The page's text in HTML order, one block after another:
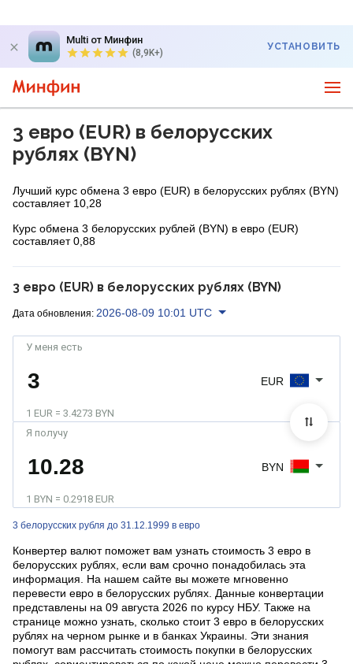
Multi от Минфин
(8,9K+)
УСТАНОВИТЬ
3 евро (EUR) в белорусских
рублях (BYN)
Лучший курс обмена 3 евро (EUR) в белорусских рублях (BYN)
составляет 10,28
Курс обмена 3 белорусских рублей (BYN) в евро (EUR)
составляет 0,88
3 евро (EUR) в белорусских рублях (BYN)
Дата обновления: 2026-08-09 10:01 UTC
3 белорусских рубля до 31.12.1999 в евро
У меня есть
1 EUR = 3.4273 BYN
EUR
Я получу
1 BYN = 0.2918 EUR
BYN
Конвертер валют поможет вам узнать стоимость 3 евро в
белорусских рублях, если вам срочно понадобилась эта
информация. На нашем сайте вы можете мгновенно
перевести евро в белорусских рублях. Данные конвертации
представлены на 09 августа 2026 по курсу НБУ. Также на
странице можно узнать, сколько стоит 3 евро в белорусских
рублях на черном рынке и в банках Украины. Эти знания
помогут вам рассчитать стоимость покупки в белорусских